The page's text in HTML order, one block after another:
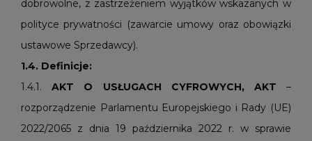
dobrowolne, z zastrzeżeniem wyjątków wskazanych w
polityce prywatności (zawarcie umowy oraz obowiązki
ustawowe Sprzedawcy).
1.4. Definicje:
1.4.1.AKT O USŁUGACH CYFROWYCH, AKT –
rozporządzenie Parlamentu Europejskiego i Rady (UE)
2022/2065 z dnia 19 października 2022 r. w sprawie